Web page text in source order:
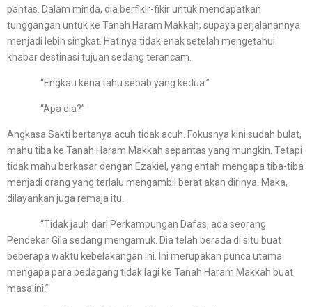
pantas. Dalam minda, dia berfikir-fikir untuk mendapatkan
tunggangan untuk ke Tanah Haram Makkah, supaya perjalanannya
menjadi lebih singkat. Hatinya tidak enak setelah mengetahui
khabar destinasi tujuan sedang terancam.
“Engkau kena tahu sebab yang kedua.”
“Apa dia?”
Angkasa Sakti bertanya acuh tidak acuh. Fokusnya kini sudah bulat,
mahu tiba ke Tanah Haram Makkah sepantas yang mungkin. Tetapi
tidak mahu berkasar dengan Ezakiel, yang entah mengapa tiba-tiba
menjadi orang yang terlalu mengambil berat akan dirinya. Maka,
dilayankan juga remaja itu.
“Tidak jauh dari Perkampungan Dafas, ada seorang
Pendekar Gila sedang mengamuk. Dia telah berada di situ buat
beberapa waktu kebelakangan ini. Ini merupakan punca utama
mengapa para pedagang tidak lagi ke Tanah Haram Makkah buat
masa ini.”